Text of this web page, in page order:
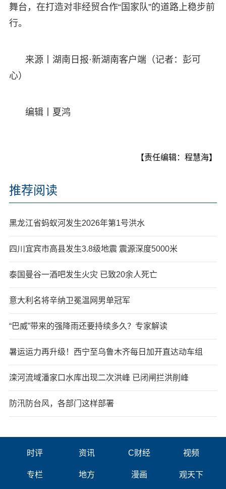
舞台，在打造对非经贸合作“国家队”的道路上稳步前
行。
来源丨湖南日报·新湖南客户端（记者：彭可
心）
编辑丨夏鸿
【责任编辑：程慧海】
推荐阅读
黑龙江省蚂蚁河发生2026年第1号洪水
四川宜宾市高县发生3.8级地震 震源深度5000米
泰国曼谷一酒吧发生火灾 已致20余人死亡
意大利名将辛纳卫冕温网男单冠军
“巴威”带来的强降雨还要持续多久？专家解读
暑运运力再升级！西宁至乌鲁木齐每日加开直达动车组
滦河流域潘家口水库出现二次洪峰 已闭闸拦洪削峰
防汛防台风，各部门这样部署
时评 资讯 C财经 视频
专栏 地方 漫画 观天下